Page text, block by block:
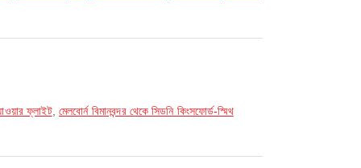
ফ্লাইট, মেলবোর্ন বিমানবন্দর থেকে সিডনি কিংসফোর্ড-স্মিথ